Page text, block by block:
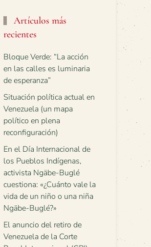
Artículos más
recientes
Bloque Verde: “La acción
en las calles es luminaria
de esperanza”
Situación política actual en
Venezuela (un mapa
político en plena
reconfiguración)
En el Día Internacional de
los Pueblos Indígenas,
activista Ngäbe-Buglé
cuestiona: «¿Cuánto vale la
vida de un niño o una niña
Ngäbe-Buglé?»
El anuncio del retiro de
Venezuela de la Corte